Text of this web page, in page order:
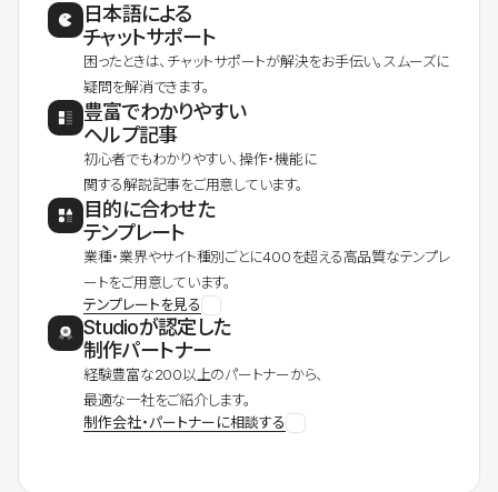
日本語による
チャットサポート
困ったときは、チャットサポートが解決をお手伝い。スムーズに
疑問を解消できます。
豊富でわかりやすい
ヘルプ記事
初心者でもわかりやすい、操作・機能に
関する解説記事をご用意しています。
目的に合わせた
テンプレート
業種・業界やサイト種別ごとに400を超える高品質なテンプレ
ートをご用意しています。
テンプレートを見る
Studioが認定した
制作パートナー
経験豊富な200以上のパートナーから、
最適な一社をご紹介します。
制作会社・パートナーに相談する